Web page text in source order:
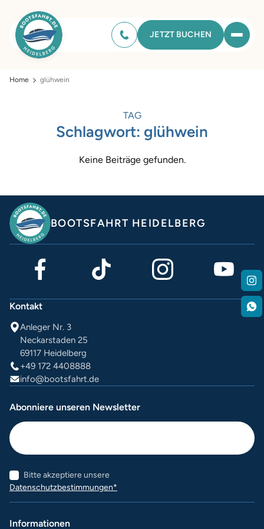
JETZT BUCHEN
Home glühwein
TAG
Schlagwort: glühwein
Keine Beiträge gefunden.
BOOTSFAHRT HEIDELBERG
Kontakt
Anleger Nr. 3
Neckarstaden 25
69117 Heidelberg
+49 172 4408888
info@bootsfahrt.de
Abonniere unseren Newsletter
Bitte akzeptiere unsere
Datenschutzbestimmungen*
Informationen